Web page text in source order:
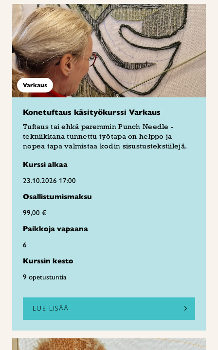
Varkaus
Konetuftaus käsityökurssi Varkaus
Tuftaus tai ehkä paremmin Punch Needle -
tekniikkana tunnettu työtapa on helppo ja
nopea tapa valmistaa kodin sisustustekstiilejä.
Kurssi alkaa
23.10.2026 17:00
Osallistumismaksu
99,00 €
Paikkoja vapaana
6
Kurssin kesto
9 opetustuntia
LUE LISÄÄ